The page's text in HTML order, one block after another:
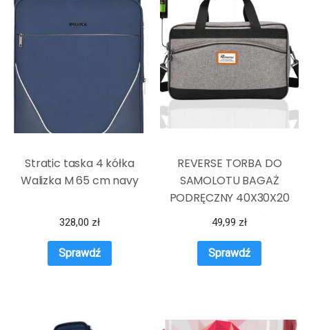
Stratic taska 4 kółka
Walizka M 65 cm navy
328,00 zł
Sprawdź
REVERSE TORBA DO
SAMOLOTU BAGAŻ
PODRĘCZNY 40X30X20
WIZZAIR TLOTŁW
49,99 zł
Sprawdź